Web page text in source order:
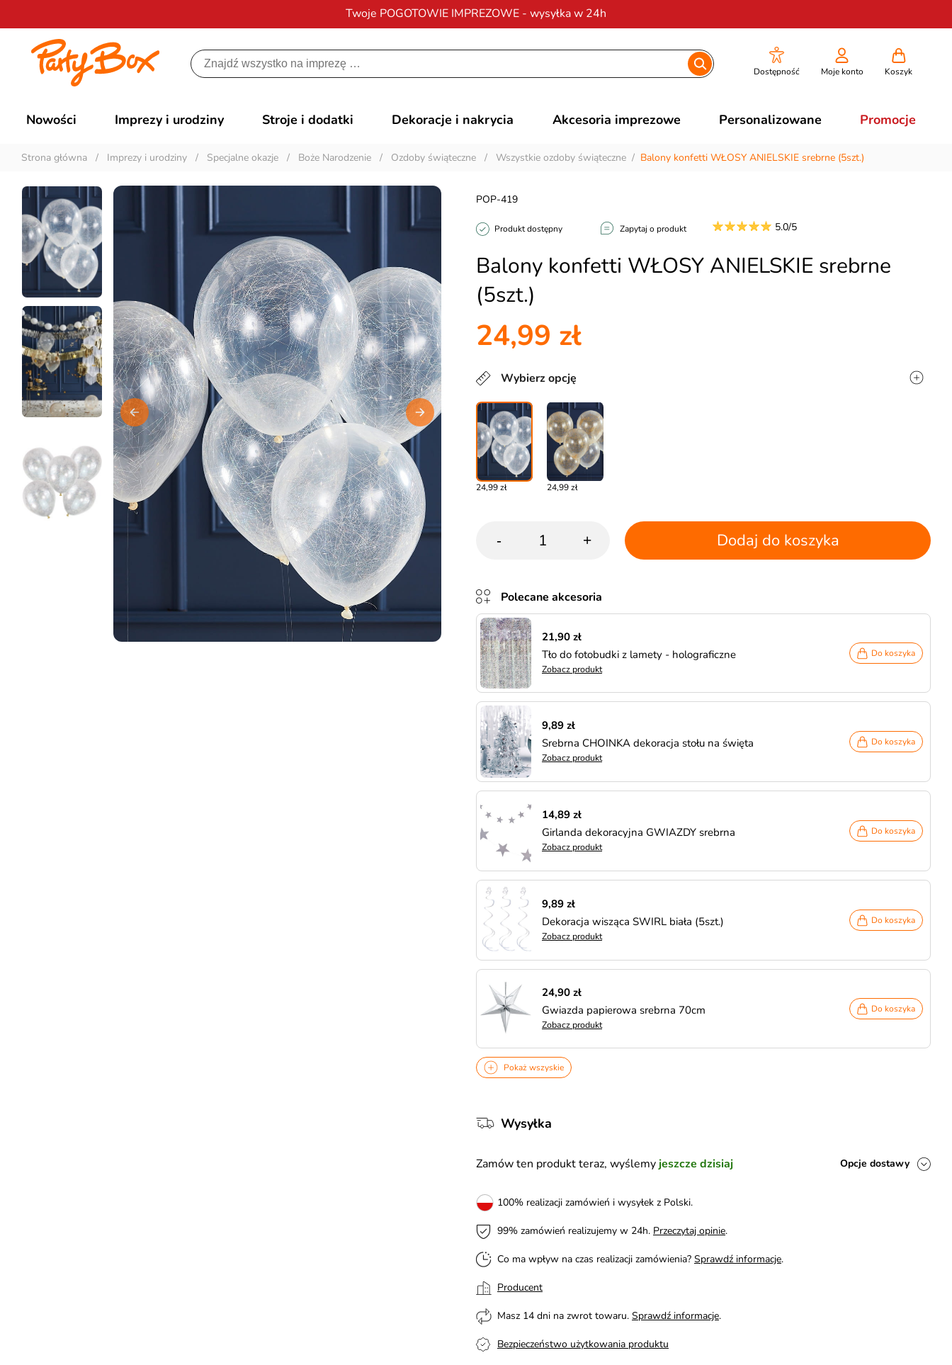
Twoje POGOTOWIE IMPREZOWE - wysyłka w 24h
Darmowa dostawana zamówienia od 200 zł
Dostępność Moje konto Koszyk
Nowości Imprezy i urodziny Stroje i dodatki Dekoracje i nakrycia Akcesoria imprezowe Personalizowane Promocje
Strona główna / Imprezy i urodziny / Specjalne okazje / Boże Narodzenie / Ozdoby świąteczne / Wszystkie ozdoby świąteczne / Balony konfetti WŁOSY ANIELSKIE srebrne (5szt.)
Balony konfetti WŁOSY ANIELSKIE srebrne
(5szt.)
POP-419
Produkt dostępny Zapytaj o produkt 5.0/5
24,99 zł
Wybierz opcję
24,99 zł 24,99 zł
- + Dodaj do koszyka
Polecane akcesoria
21,90 zł
Tło do fotobudki z lamety - holograficzne
Zobacz produkt
Do koszyka
9,89 zł
Srebrna CHOINKA dekoracja stołu na święta
Zobacz produkt
Do koszyka
14,89 zł
Girlanda dekoracyjna GWIAZDY srebrna
Zobacz produkt
Do koszyka
9,89 zł
Dekoracja wisząca SWIRL biała (5szt.)
Zobacz produkt
Do koszyka
24,90 zł
Gwiazda papierowa srebrna 70cm
Zobacz produkt
Do koszyka
Pokaż wszyskie
Wysyłka
Zamów ten produkt teraz, wyślemy jeszcze dzisiaj Opcje dostawy
100% realizacji zamówień i wysyłek z Polski.
99% zamówień realizujemy w 24h. Przeczytaj opinie.
Co ma wpływ na czas realizacji zamówienia? Sprawdź informacje.
Producent
Masz 14 dni na zwrot towaru. Sprawdź informacje.
Bezpieczeństwo użytkowania produktu